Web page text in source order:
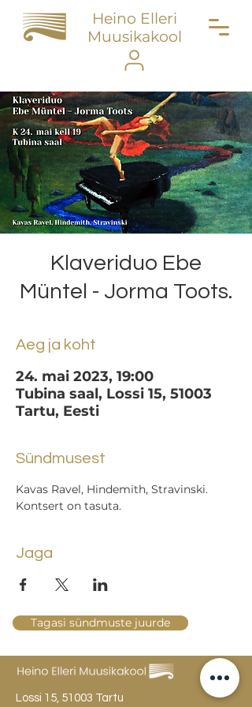
Heino Elleri
Muusikakool
Klaveriduo Ebe
Müntel - Jorma Toots.
Aeg ja koht
24. mai 2023, 19:00
Tubina saal, Lossi 15, 51003
Tartu, Eesti
Sündmusest
Kavas Ravel, Hindemith, Stravinski.
Kontsert on tasuta.
Jaga
Tagasi sündmuste juurde
Lossi 15, 51003 Tartu